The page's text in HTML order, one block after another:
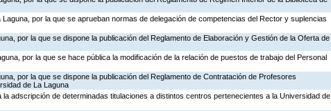
por la que se aprueban normas de delegación de competencias del Rector y suplencias
por la que se dispone la publicación del Reglamento de Elaboración y Gestión de la Oferta de
por la que se hace pública la modificación de la relación de puestos de trabajo del Personal
por la que se dispone la publicación del Reglamento de Contratación de Profesores
de La Laguna
adscripción de determinadas titulaciones a distintos centros pertenecientes a la Universidad de